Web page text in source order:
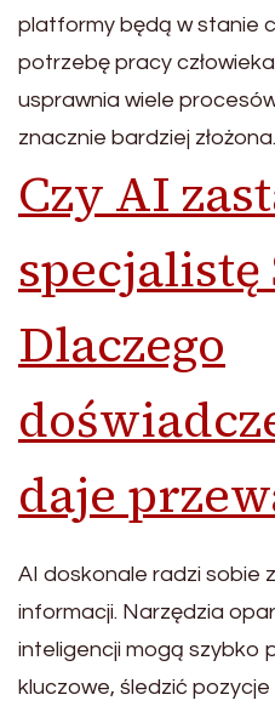
platformy będą w stanie
potrzebę pracy
usprawnia wiele
znacznie bardziej złożona.
Czy AI
specjalistę
Dlaczego
daje
AI doskonale radzi sobie
informacji. Narzędzia
inteligencji mogą szybko
kluczowe, śledzić